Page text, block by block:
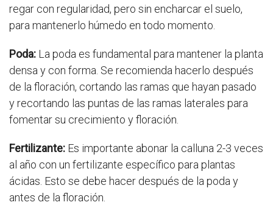
regar con regularidad, pero sin encharcar el suelo,
para mantenerlo húmedo en todo momento.
Poda: La poda es fundamental para mantener la planta
densa y con forma. Se recomienda hacerlo después
de la floración, cortando las ramas que hayan pasado
y recortando las puntas de las ramas laterales para
fomentar su crecimiento y floración.
Fertilizante: Es importante abonar la calluna 2-3 veces
al año con un fertilizante específico para plantas
ácidas. Esto se debe hacer después de la poda y
antes de la floración.